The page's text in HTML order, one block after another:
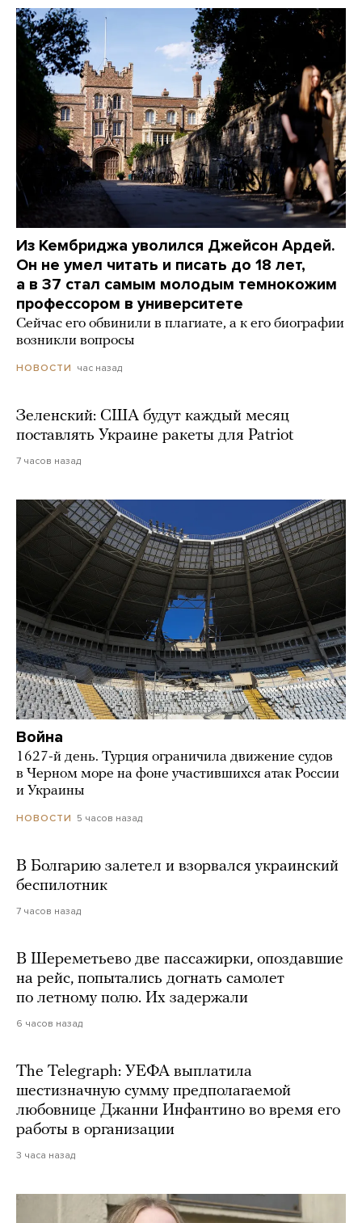
Из Кембриджа уволился Джейсон Ардей.
Он не умел читать и писать до 18 лет,
а в 37 стал самым молодым темнокожим
профессором в университете
Сейчас его обвинили в плагиате, а к его биографии
возникли вопросы
НОВОСТИ час назад
Зеленский: США будут каждый месяц
поставлять Украине ракеты для Patriot
7 часов назад
Война
1627-й день. Турция ограничила движение судов
в Черном море на фоне участившихся атак России
и Украины
НОВОСТИ 5 часов назад
В Болгарию залетел и взорвался украинский
беспилотник
7 часов назад
В Шереметьево две пассажирки, опоздавшие
на рейс, попытались догнать самолет
по летному полю. Их задержали
6 часов назад
The Telegraph: УЕФА выплатила
шестизначную сумму предполагаемой
любовнице Джанни Инфантино во время его
работы в организации
3 часа назад